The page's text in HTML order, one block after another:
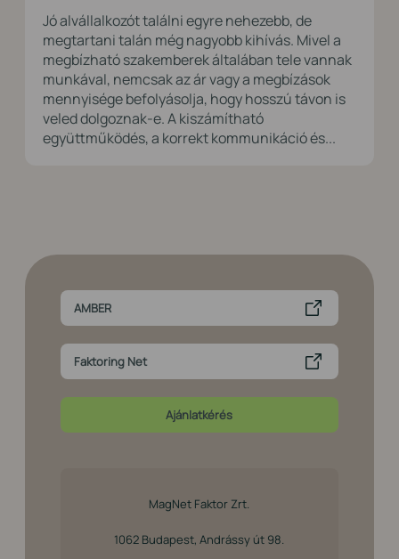
Jó alvállalkozót találni egyre nehezebb, de
megtartani talán még nagyobb kihívás. Mivel a
megbízható szakemberek általában tele vannak
munkával, nemcsak az ár vagy a megbízások
mennyisége befolyásolja, hogy hosszú távon is
veled dolgoznak-e. A kiszámítható
együttműködés, a korrekt kommunikáció és...
AMBER
Faktoring Net
Ajánlatkérés
MagNet Faktor Zrt.
1062 Budapest, Andrássy út 98.